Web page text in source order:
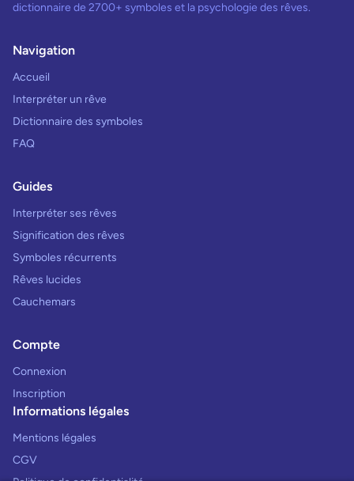
dictionnaire de 2700+ symboles et la psychologie des rêves.
Navigation
Accueil
Interpréter un rêve
Dictionnaire des symboles
FAQ
Guides
Interpréter ses rêves
Signification des rêves
Symboles récurrents
Rêves lucides
Cauchemars
Compte
Connexion
Inscription
Informations légales
Mentions légales
CGV